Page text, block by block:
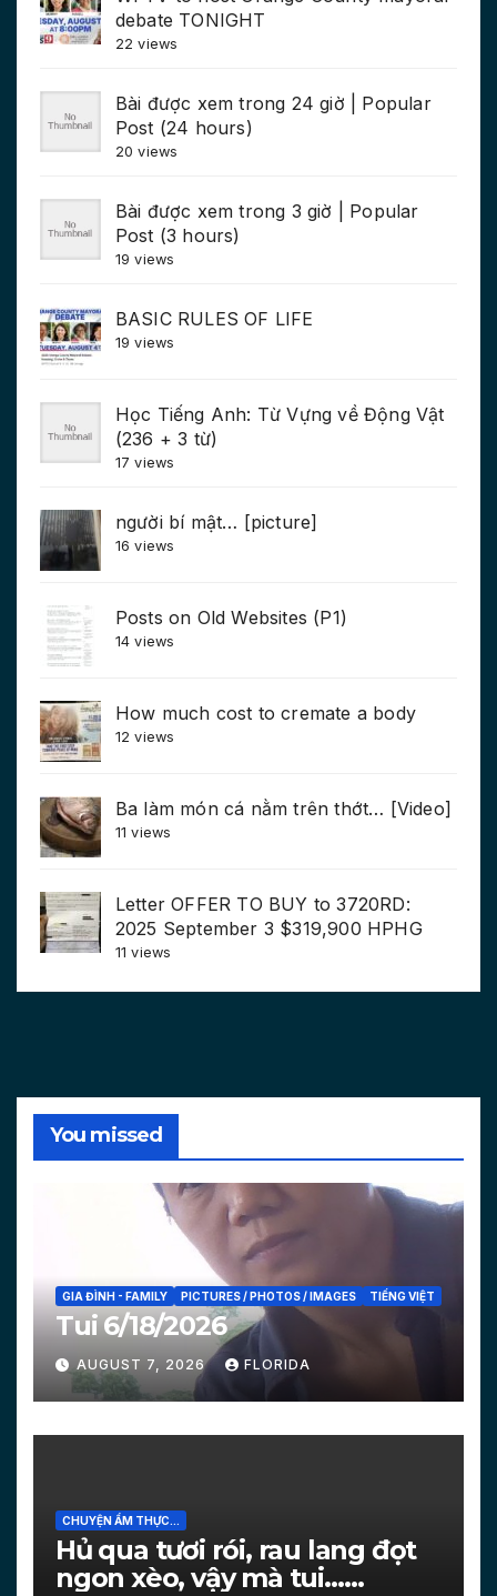
debate TONIGHT
22 views
Bài được xem trong 24 giờ | Popular
Post (24 hours)
20 views
Bài được xem trong 3 giờ | Popular
Post (3 hours)
19 views
BASIC RULES OF LIFE
19 views
Học Tiếng Anh: Từ Vựng về Động Vật
(236 + 3 từ)
17 views
người bí mật… [picture]
16 views
Posts on Old Websites (P1)
14 views
How much cost to cremate a body
12 views
Ba làm món cá nằm trên thớt… [Video]
11 views
Letter OFFER TO BUY to 3720RD:
2025 September 3 $319,900 HPHG
11 views
You missed
GIA ĐÌNH - FAMILY PICTURES / PHOTOS / IMAGES TIẾNG VIỆT
Tui 6/18/2026
AUGUST 7, 2026 FLORIDA
CHUYỆN ẨM THỰC...
Hủ qua tươi rói, rau lang đọt
ngon xèo, vậy mà tui…